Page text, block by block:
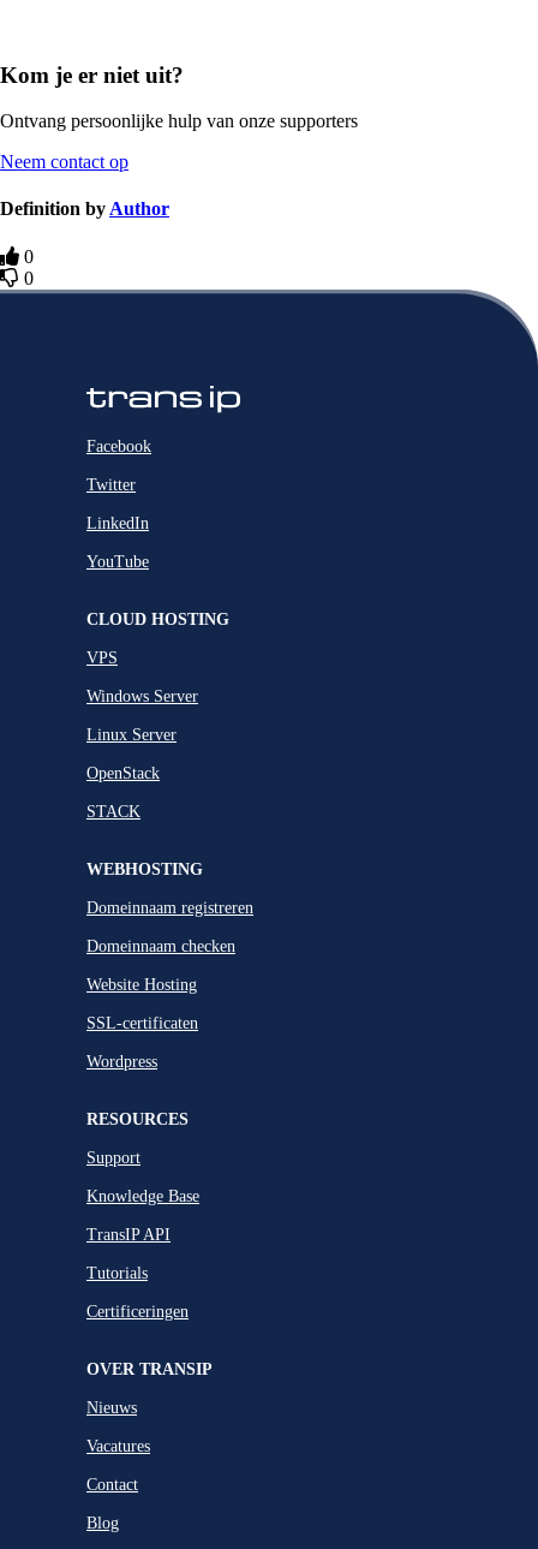
Kom je er niet uit?
Ontvang persoonlijke hulp van onze supporters
Neem contact op
Definition byAuthor
0
0
Facebook
Twitter
LinkedIn
YouTube
CLOUD HOSTING
VPS
Windows Server
Linux Server
OpenStack
STACK
WEBHOSTING
Domeinnaam registreren
Domeinnaam checken
Website Hosting
SSL-certificaten
Wordpress
RESOURCES
Support
Knowledge Base
TransIP API
Tutorials
Certificeringen
OVER TRANSIP
Nieuws
Vacatures
Contact
Blog